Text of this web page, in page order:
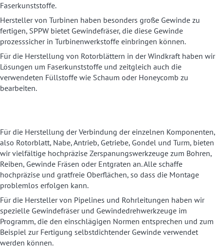
Faserkunststoffe.
Hersteller von Turbinen haben besonders große Gewinde zu
fertigen, SPPW bietet Gewindefräser, die diese Gewinde
prozesssicher in Turbinenwerkstoffe einbringen können.
Für die Herstellung von Rotorblättern in der Windkraft haben wir
Lösungen um Faserkunststoffe und zeitgleich auch die
verwendeten Füllstoffe wie Schaum oder Honeycomb zu
bearbeiten.
Für die Herstellung der Verbindung der einzelnen Komponenten,
also Rotorblatt, Nabe, Antrieb, Getriebe, Gondel und Turm, bieten
wir vielfältige hochpräzise Zerspanungswerkzeuge zum Bohren,
Reiben, Gewinde Fräsen oder Entgraten an. Alle schaffe
hochpräzise und gratfreie Oberflächen, so dass die Montage
problemlos erfolgen kann.
Für die Hersteller von Pipelines und Rohrleitungen haben wir
spezielle Gewindefräser und Gewindedrehwerkzeuge im
Programm, die den einschlägigen Normen entsprechen und zum
Beispiel zur Fertigung selbstdichtender Gewinde verwendet
werden können.